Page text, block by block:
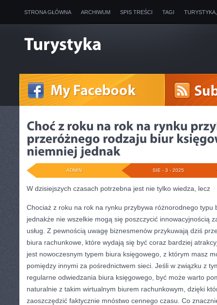
STRONA GŁÓWNA ARCHIWUM SPIS TREŚCI TAGI
SIE - 3 - 2025
ADMIN
W dzisiejszych czasach potrzebna jest nie tylko wiedza, lecz
Chociaż z roku na rok na rynku przybywa różnorodnego typu
jednakże nie wszelkie mogą się poszczycić innowacyjnością
usług. Z pewnością uwagę biznesmenów przykuwają dziś
biura rachunkowe, które wydają się być coraz bardziej
jest nowoczesnym typem biura księgowego, z którym masz
pomiędzy innymi za pośrednictwem sieci. Jeśli w związku z
regularne odwiedzania biura księgowego, być może warto
naturalnie z takim wirtualnym biurem rachunkowym, dzięki
zaoszczędzić faktycznie mnóstwo cennego czasu. Co